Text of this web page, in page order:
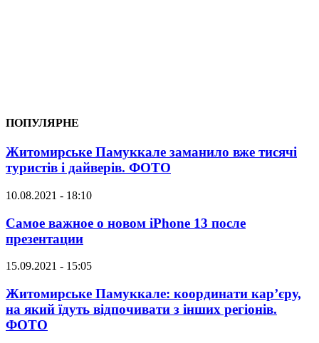
ПОПУЛЯРНЕ
Житомирське Памуккале заманило вже тисячі
туристів і дайверів. ФОТО
10.08.2021 - 18:10
Самое важное о новом iPhone 13 после
презентации
15.09.2021 - 15:05
Житомирське Памуккале: координати кар’єру,
на який їдуть відпочивати з інших регіонів.
ФОТО